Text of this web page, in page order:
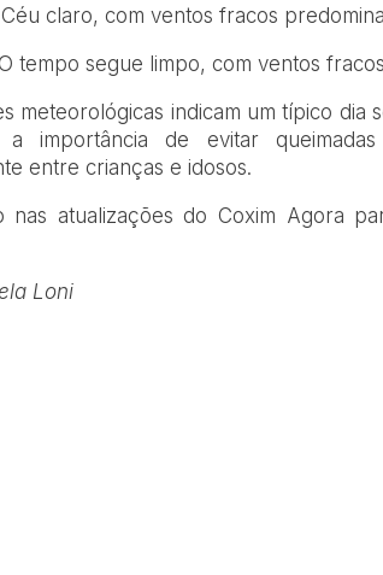
Céu claro, com ventos fracos
tempo segue limpo, com ventos
meteorológicas indicam um típico
a importância de evitar
entre crianças e idosos.
nas atualizações do Coxim Agora
Loni